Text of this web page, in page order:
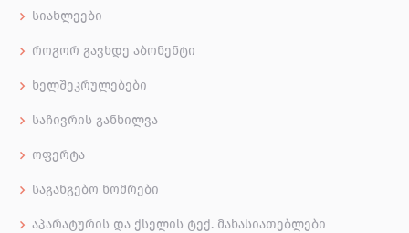
სიახლეები
როგორ გავხდე აბონენტი
ხელშეკრულებები
საჩივრის განხილვა
ოფერტა
საგანგებო ნომრები
აპარატურის და ქსელის ტექ. მახასიათებლები